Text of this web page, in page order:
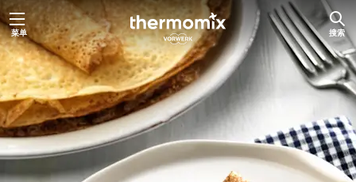
跳
至
内
容
菜单 搜索